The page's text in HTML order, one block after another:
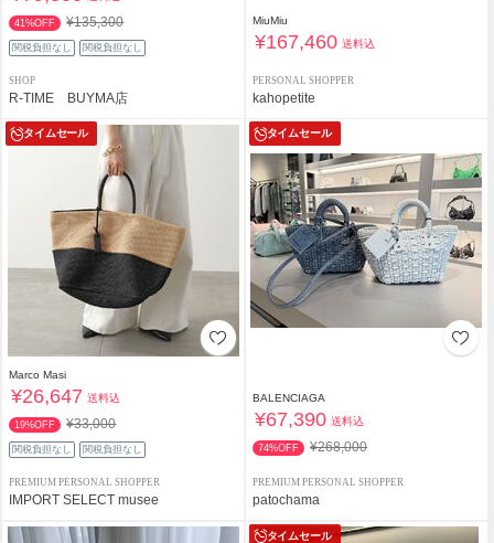
41%OFF ¥135,300
関税負担なし 関税負担なし
SHOP
R-TIME BUYMA店
MiuMiu
¥167,460 送料込
PERSONAL SHOPPER
kahopetite
タイムセール
Marco Masi
¥26,647 送料込
19%OFF ¥33,000
関税負担なし 関税負担なし
PREMIUM PERSONAL SHOPPER
IMPORT SELECT musee
タイムセール
BALENCIAGA
¥67,390 送料込
74%OFF ¥268,000
PREMIUM PERSONAL SHOPPER
patochama
タイムセール